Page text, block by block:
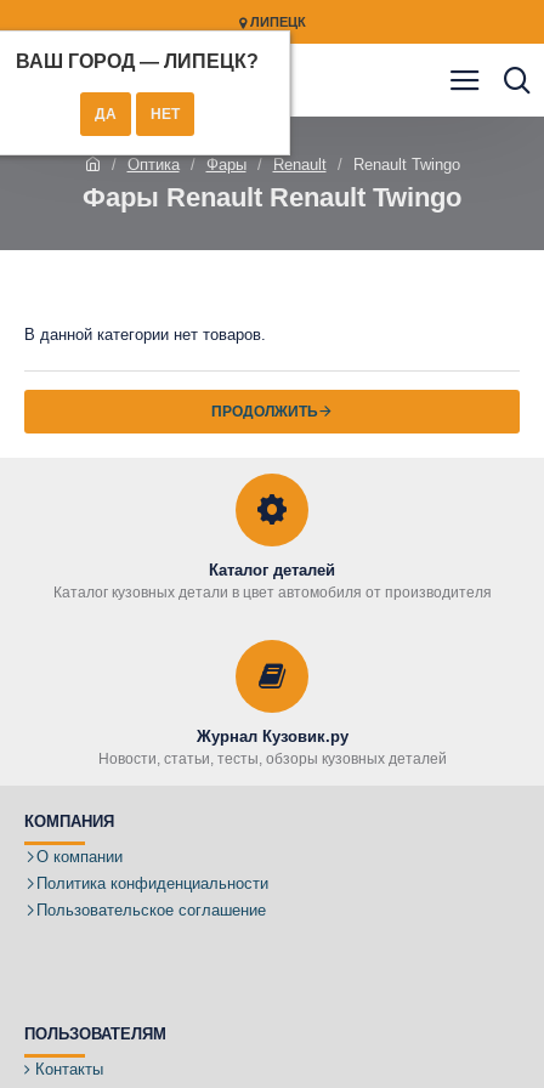
ЛИПЕЦК
ВАШ ГОРОД — ЛИПЕЦК?
Оптика Фары Renault Renault Twingo
Фары Renault Renault Twingo
В данной категории нет товаров.
ПРОДОЛЖИТЬ
Каталог деталей
Каталог кузовных детали в цвет автомобиля от производителя
Журнал Кузовик.ру
Новости, статьи, тесты, обзоры кузовных деталей
КОМПАНИЯ
О компании
Политика конфиденциальности
Пользовательское соглашение
ПОЛЬЗОВАТЕЛЯМ
Контакты